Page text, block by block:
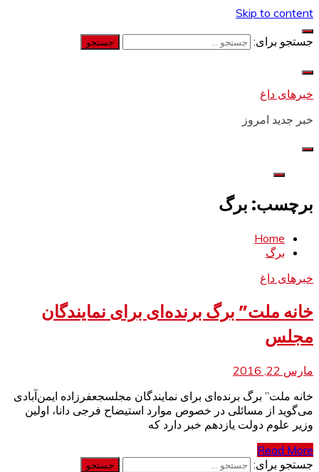
Skip to content
جستجو برای:
خبرهای داغ
خبر جدید امروز
برچسب: برگ
Home
برگ
خبرهای داغ
خانه ملت” برگ برنده‌ای برای نمایندگان
مجلس
مارس 22, 2016
خانه ملت” برگ برنده‌ای برای نمایندگان مجلسجعفرزاده ایمن‌آبادی
می‌گوید از مسائلی در خصوص موارد استیضاح فرجی دانا، اولین
وزیر علوم دولت یازدهم خبر دارد که
Read More
جستجو برای: